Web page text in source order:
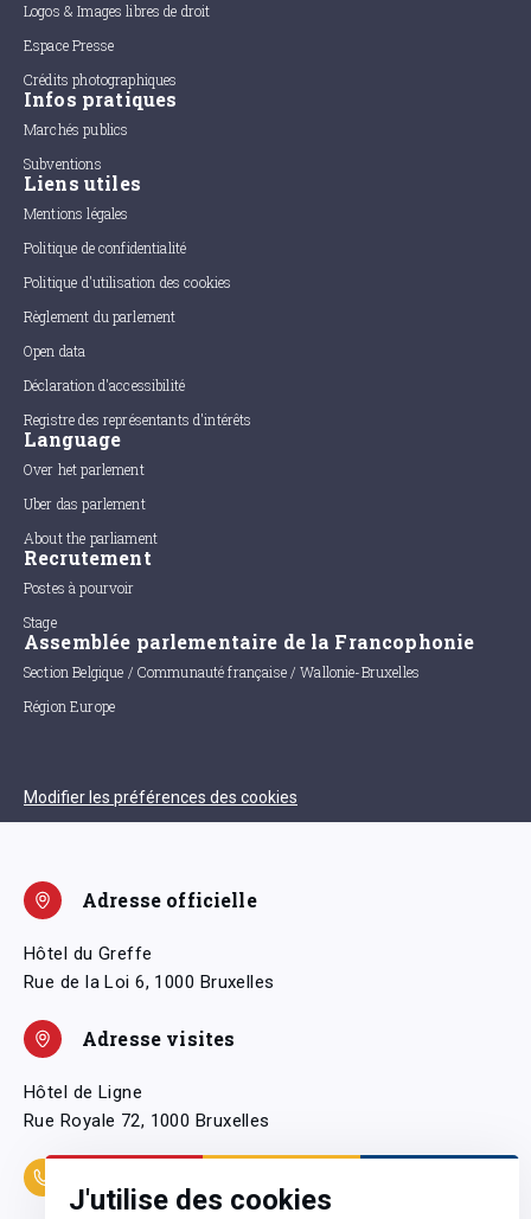
J'utilise des cookies
Logos & Images libres de droit
Espace Presse
Crédits photographiques
Infos pratiques
Marchés publics
Subventions
Liens utiles
Mentions légales
Politique de confidentialité
Politique d'utilisation des cookies
Règlement du parlement
Open data
Déclaration d'accessibilité
Registre des représentants d'intérêts
Language
Over het parlement
Uber das parlement
About the parliament
Recrutement
Postes à pourvoir
Stage
Assemblée parlementaire de la Francophonie
Section Belgique / Communauté française / Wallonie-Bruxelles
Région Europe
Modifier les préférences des cookies
Adresse officielle
Hôtel du Greffe
Rue de la Loi 6, 1000 Bruxelles
Adresse visites
Hôtel de Ligne
Rue Royale 72, 1000 Bruxelles